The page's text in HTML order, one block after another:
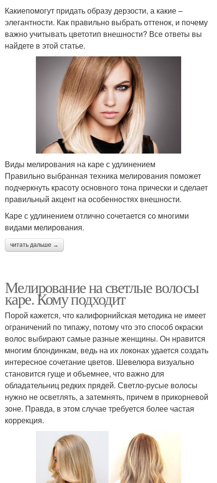
Какиепомогут придать образу дерзости, а какие –
элегантности. Как правильно выбрать оттенок, и почему
важно учитывать цветотип внешности? Все ответы вы
найдете в этой статье.
Виды мелирования на каре с удлинением
Правильно выбранная техника мелирования поможет
подчеркнуть красоту основного тона прически и сделает
правильный акцент на особенностях внешности.
Каре с удлинением отлично сочетается со многими
видами мелирования.
читать дальше →
Мелирование на светлые волосы
каре. Кому подходит
Порой кажется, что калифорнийская методика не имеет
ограничений по типажу, потому что это способ окраски
волос выбирают самые разные женщины. Он нравится
многим блондинкам, ведь на их локонах удается создать
интересное сочетание цветов. Шевелюра визуально
становится гуще и объемнее, что важно для
обладательниц редких прядей. Светло-русые волосы
нужно не осветлять, а затемнять, причем в прикорневой
зоне. Правда, в этом случае требуется более частая
коррекция.